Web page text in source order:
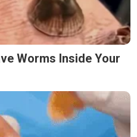
Worms Inside Your